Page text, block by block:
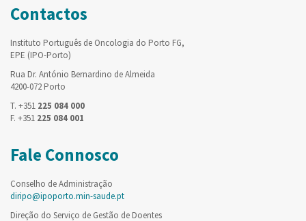
Contactos
Instituto Português de Oncologia do Porto FG,
EPE (IPO-Porto)
Rua Dr. António Bernardino de Almeida
4200-072 Porto
T. +351 225 084 000
F. +351 225 084 001
Fale Connosco
Conselho de Administração
diripo@ipoporto.min-saude.pt
Direção do Serviço de Gestão de Doentes